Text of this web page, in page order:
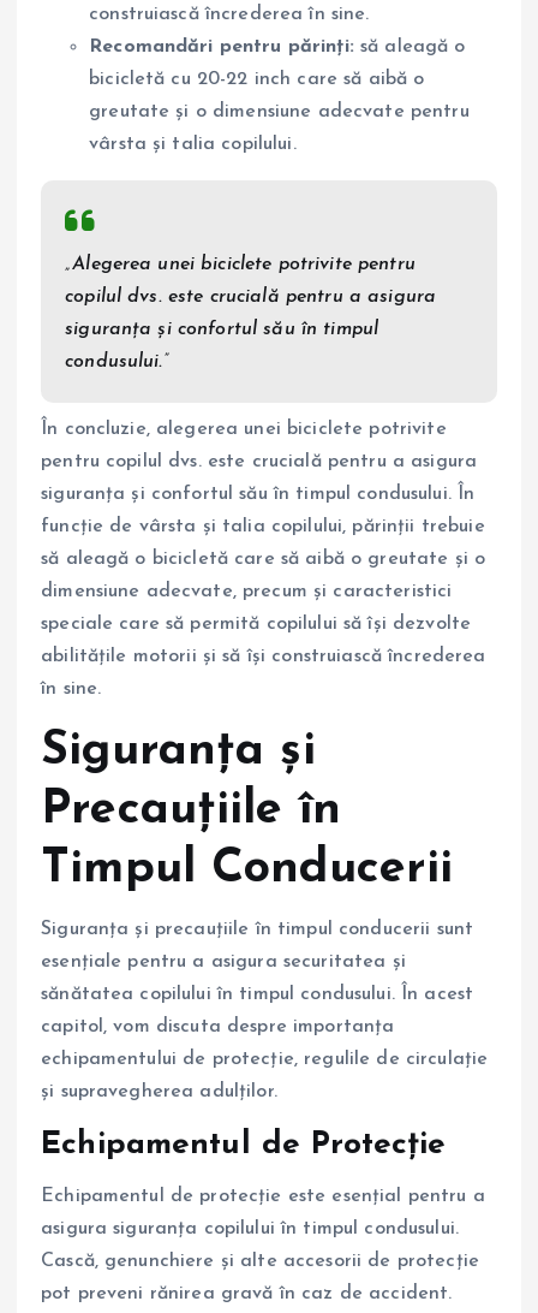
construiască încrederea în sine.
Recomandări pentru părinți: să aleagă o
bicicletă cu 20-22 inch care să aibă o
greutate și o dimensiune adecvate pentru
vârsta și talia copilului.
„Alegerea unei biciclete potrivite pentru
copilul dvs. este crucială pentru a asigura
siguranța și confortul său în timpul
condusului.”
În concluzie, alegerea unei biciclete potrivite
pentru copilul dvs. este crucială pentru a asigura
siguranța și confortul său în timpul condusului. În
funcție de vârsta și talia copilului, părinții trebuie
să aleagă o bicicletă care să aibă o greutate și o
dimensiune adecvate, precum și caracteristici
speciale care să permită copilului să își dezvolte
abilitățile motorii și să își construiască încrederea
în sine.
Siguranța și
Precauțiile în
Timpul Conducerii
Siguranța și precauțiile în timpul conducerii sunt
esențiale pentru a asigura securitatea și
sănătatea copilului în timpul condusului. În acest
capitol, vom discuta despre importanța
echipamentului de protecție, regulile de circulație
și supravegherea adulților.
Echipamentul de Protecție
Echipamentul de protecție este esențial pentru a
asigura siguranța copilului în timpul condusului.
Cască, genunchiere și alte accesorii de protecție
pot preveni rănirea gravă în caz de accident.